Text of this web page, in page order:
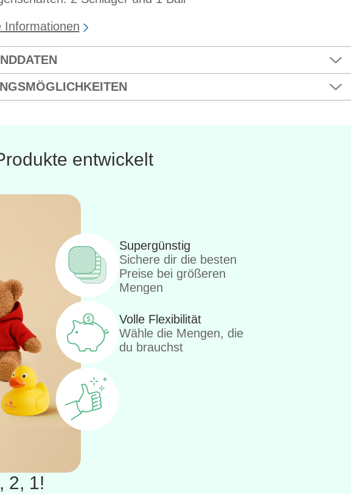
Informationen
entwickelt
Supergünstig
Sichere dir die besten
Preise bei größeren
Mengen
Volle Flexibilität
Wähle die Mengen, die
du brauchst
2, 1!